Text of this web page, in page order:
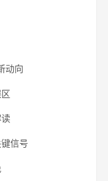
动向
信号